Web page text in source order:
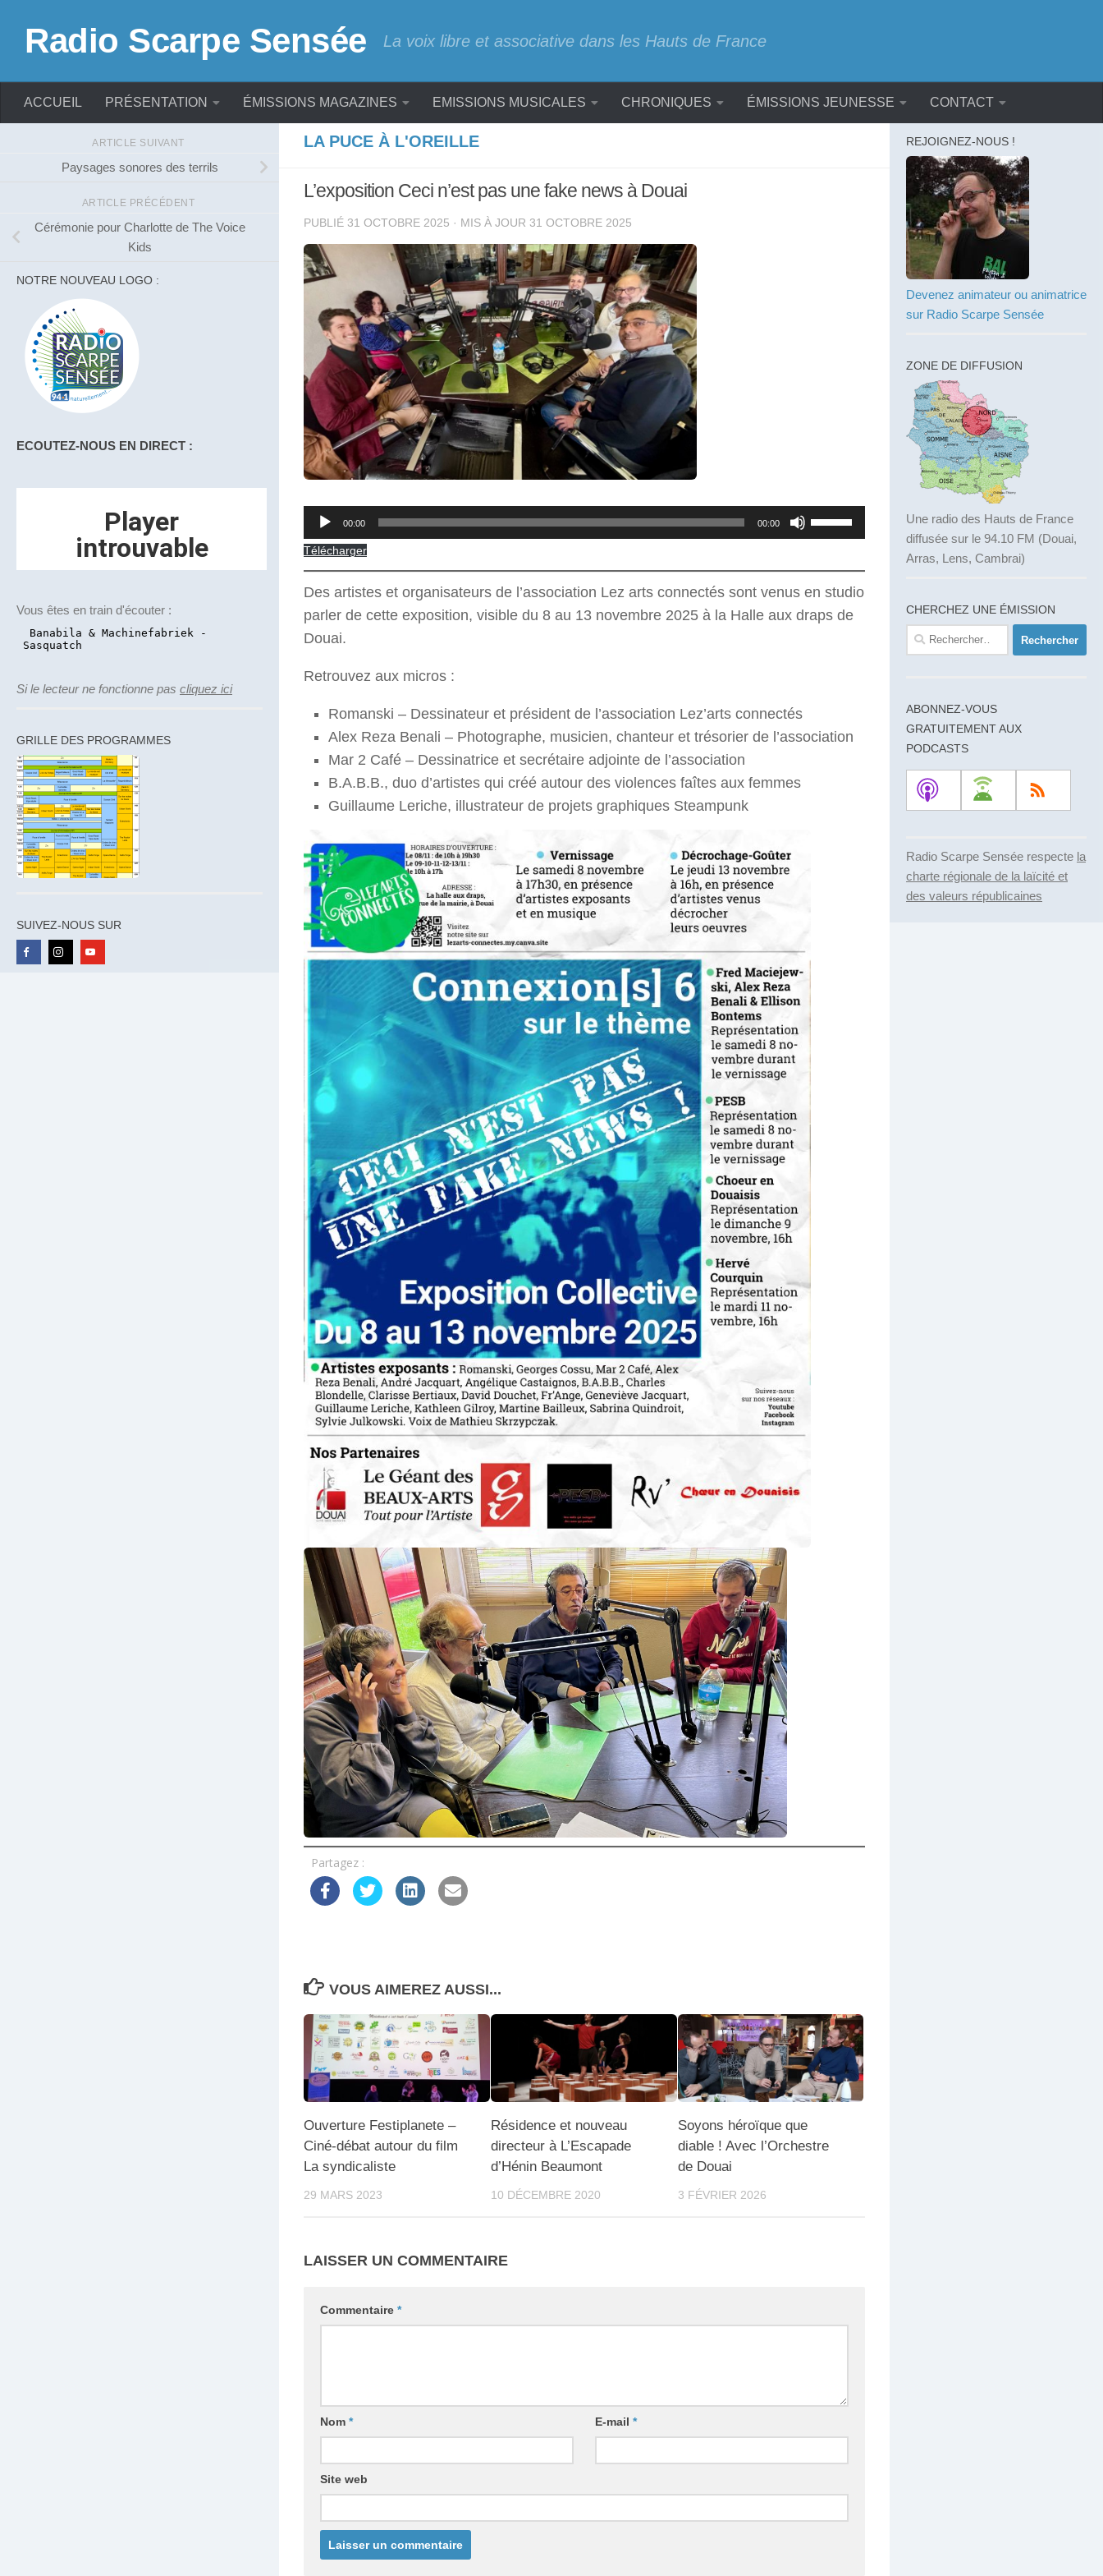
Radio Scarpe Sensée La voix libre et associative dans les Hauts de France
ACCUEIL PRÉSENTATION ÉMISSIONS MAGAZINES EMISSIONS MUSICALES CHRONIQUES ÉMISSIONS JEUNESSE CONTACT
LA PUCE À L'OREILLE
L’exposition Ceci n’est pas une fake news à Douai
PUBLIÉ 31 OCTOBRE 2025 · MIS À JOUR 31 OCTOBRE 2025
Lecteur
audio
00:00 00:00
Utilisez
les
haut/bas
pour
Télécharger
Des artistes et organisateurs de l’association Lez arts connectés sont venus en studio
parler de cette exposition, visible du 8 au 13 novembre 2025 à la Halle aux draps de
Douai.
Retrouvez aux micros :
Romanski – Dessinateur et président de l’association Lez’arts connectés
Alex Reza Benali – Photographe, musicien, chanteur et trésorier de l’association
Mar 2 Café – Dessinatrice et secrétaire adjointe de l’association
B.A.B.B., duo d’artistes qui créé autour des violences faîtes aux femmes
Guillaume Leriche, illustrateur de projets graphiques Steampunk
Partagez :
VOUS AIMEREZ AUSSI...
Ouverture Festiplanete –
Ciné-débat autour du film
La syndicaliste
29 MARS 2023
Résidence et nouveau
directeur à L’Escapade
d’Hénin Beaumont
10 DÉCEMBRE 2020
Soyons héroïque que
diable ! Avec l’Orchestre
de Douai
3 FÉVRIER 2026
LAISSER UN COMMENTAIRE
Commentaire *
Nom * E-mail *
Site web
ARTICLE SUIVANT
Paysages sonores des terrils
ARTICLE PRÉCÉDENT
Cérémonie pour Charlotte de The Voice
Kids
NOTRE NOUVEAU LOGO :
ECOUTEZ-NOUS EN DIRECT :
Vous êtes en train d'écouter :
Si le lecteur ne fonctionne pas cliquez ici
GRILLE DES PROGRAMMES
SUIVEZ-NOUS SUR
REJOIGNEZ-NOUS !
Devenez animateur ou animatrice
sur Radio Scarpe Sensée
ZONE DE DIFFUSION
Une radio des Hauts de France
diffusée sur le 94.10 FM (Douai,
Arras, Lens, Cambrai)
CHERCHEZ UNE ÉMISSION
Rechercher :
ABONNEZ-VOUS
GRATUITEMENT AUX
PODCASTS
Radio Scarpe Sensée respecte la
charte régionale de la laïcité et
des valeurs républicaines